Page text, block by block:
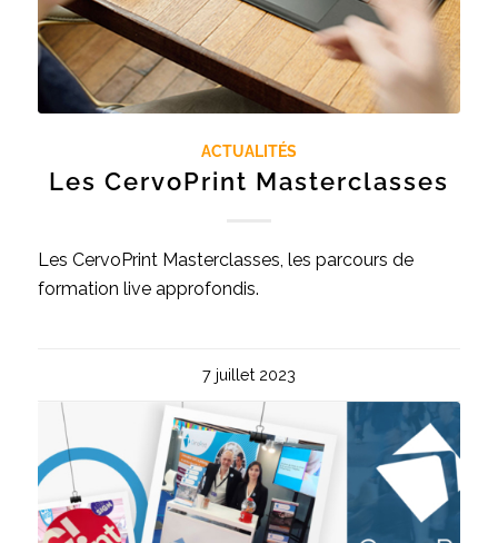
ACTUALITÉS
Les CervoPrint Masterclasses
Les CervoPrint Masterclasses, les parcours de
formation live approfondis.
7 juillet 2023